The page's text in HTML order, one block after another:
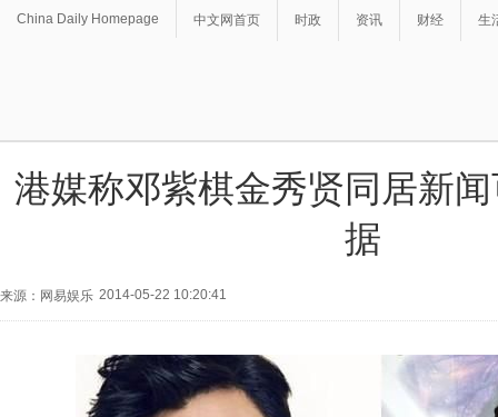
China Daily Homepage 中文网首页 时政 资讯 财经 生
港媒称邓紫棋金秀贤同居新
据
来源：网易娱乐 2014-05-22 10:20:41